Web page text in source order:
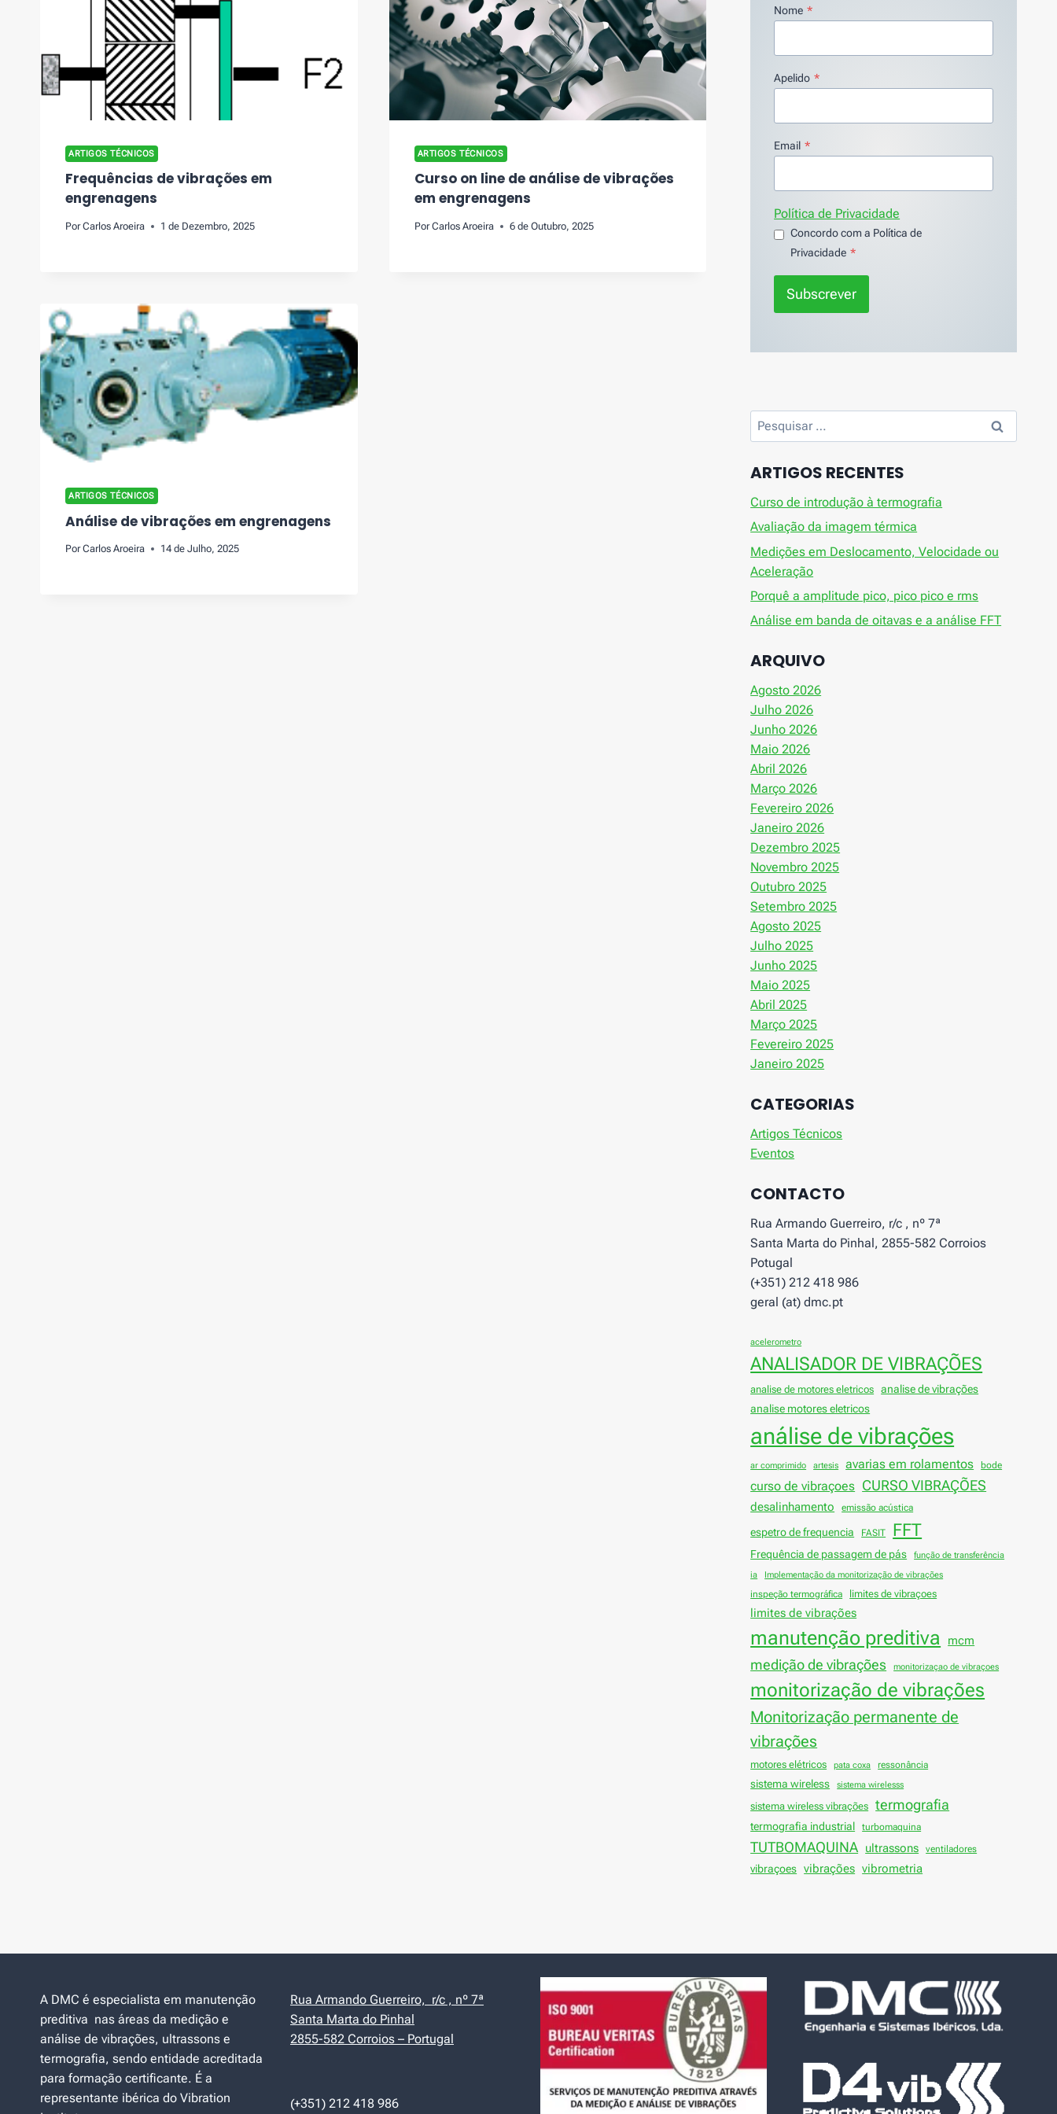
ARTIGOS TÉCNICOS
Frequências de vibrações em
engrenagens
Por Carlos Aroeira 1 de Dezembro, 2025
ARTIGOS TÉCNICOS
Curso on line de análise de vibrações
em engrenagens
Por Carlos Aroeira 6 de Outubro, 2025
ARTIGOS TÉCNICOS
Análise de vibrações em engrenagens
Por Carlos Aroeira 14 de Julho, 2025
Nome *
Apelido *
Email *
Política de Privacidade
Concordo com a Política de
Privacidade *
Subscrever
Pesquisar
por:
ARTIGOS RECENTES
Curso de introdução à termografia
Avaliação da imagem térmica
Medições em Deslocamento, Velocidade ou
Aceleração
Porquê a amplitude pico, pico pico e rms
Análise em banda de oitavas e a análise FFT
ARQUIVO
Agosto 2026
Julho 2026
Junho 2026
Maio 2026
Abril 2026
Março 2026
Fevereiro 2026
Janeiro 2026
Dezembro 2025
Novembro 2025
Outubro 2025
Setembro 2025
Agosto 2025
Julho 2025
Junho 2025
Maio 2025
Abril 2025
Março 2025
Fevereiro 2025
Janeiro 2025
CATEGORIAS
Artigos Técnicos
Eventos
CONTACTO
Rua Armando Guerreiro, r/c , nº 7ª
Santa Marta do Pinhal, 2855-582 Corroios
Potugal
(+351) 212 418 986
geral (at) dmc.pt
acelerometro
ANALISADOR DE VIBRAÇÕES
analise de motores eletricos
analise de vibrações
analise motores eletricos
análise de vibrações
ar comprimido artesis avarias em rolamentos bode
curso de vibraçoes CURSO VIBRAÇÕES
desalinhamento emissão acústica
espetro de frequencia FASIT FFT
Frequência de passagem de pás
função de transferência
ia
Implementação da monitorização de vibrações
inspeção termográfica limites de vibraçoes
limites de vibrações
manutenção preditiva mcm
medição de vibrações monitorizaçao de vibraçoes
monitorização de vibrações
Monitorização permanente de
vibrações
motores elétricos pata coxa ressonância
sistema wireless sistema wirelesss
sistema wireless vibrações termografia
termografia industrial turbomaquina
TUTBOMAQUINA ultrassons ventiladores
vibraçoes vibrações vibrometria
A DMC é especialista em manutenção
preditiva nas áreas da medição e
análise de vibrações, ultrassons e
termografia, sendo entidade acreditada
para formação certificante. É a
representante ibérica do Vibration
Rua Armando Guerreiro, r/c , nº 7ª
Santa Marta do Pinhal
2855-582 Corroios – Portugal
(+351) 212 418 986